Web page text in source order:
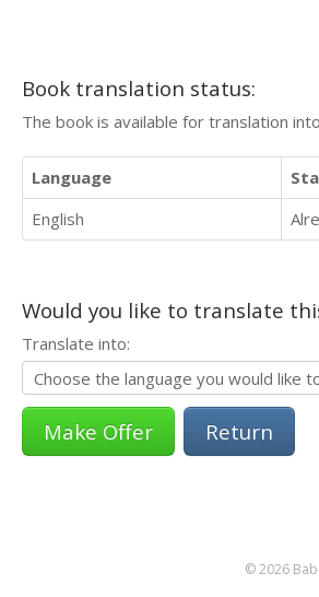
Book translation status:
The book is available for translation
Language
English
Would you like to translate
Translate into:
Return
© 2026